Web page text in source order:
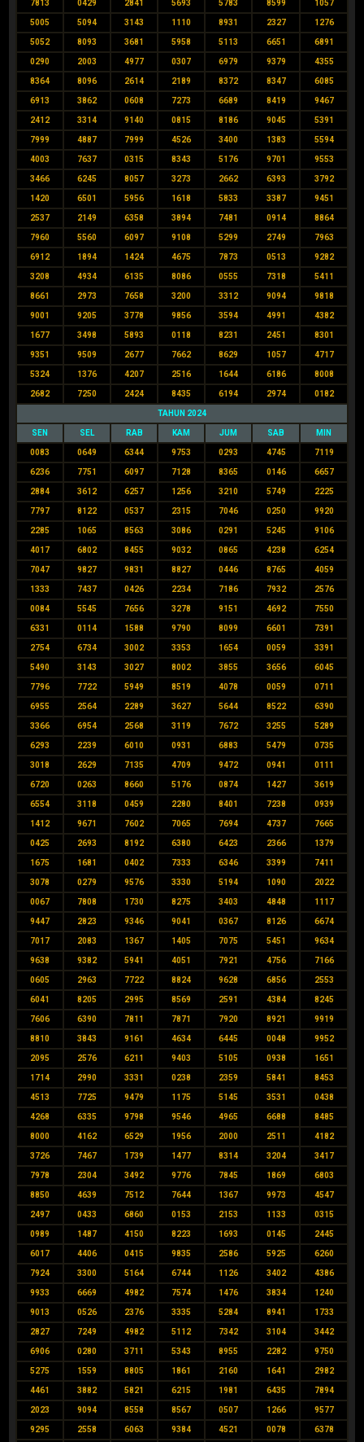
7813 0429 2841 5693 5783 8599 1057
5005 5094 3143 1110 8931 2327 1276
5052 8093 3681 5958 5113 6651 6891
0290 2003 4977 0307 6979 9379 4355
8364 8096 2614 2189 8372 8347 6085
6913 3862 0608 7273 6689 8419 9467
2412 3314 9140 0815 8186 9045 5391
7999 4887 7999 4526 3400 1383 5594
4003 7637 0315 8343 5176 9701 9553
3466 6245 8057 3273 2662 6393 3792
1420 6501 5956 1618 5833 3387 9451
2537 2149 6358 3894 7481 0914 8864
7960 5560 6097 9108 5299 2749 7963
6912 1894 1424 4675 7873 0513 9282
3208 4934 6135 8086 0555 7318 5411
8661 2973 7658 3200 3312 9094 9818
9001 9205 3778 9856 3594 4991 4382
1677 3498 5893 0118 8231 2451 8301
9351 9509 2677 7662 8629 1057 4717
5324 1376 4207 2516 1644 6186 8008
2682 7250 2424 8435 6194 2974 0182
TAHUN 2024
SEN SEL RAB KAM JUM SAB MIN
0083 0649 6344 9753 0293 4745 7119
6236 7751 6097 7128 8365 0146 6657
2884 3612 6257 1256 3210 5749 2225
7797 8122 0537 2315 7046 0250 9920
2285 1065 8563 3086 0291 5245 9106
4017 6802 8455 9032 0865 4238 6254
7047 9827 9831 8827 0446 8765 4059
1333 7437 0426 2234 7186 7932 2576
0084 5545 7656 3278 9151 4692 7550
6331 0114 1588 9790 8099 6601 7391
2754 6734 3002 3353 1654 0059 3391
5490 3143 3027 8002 3855 3656 6045
7796 7722 5949 8519 4078 0059 0711
6955 2564 2289 3627 5644 8522 6390
3366 6954 2568 3119 7672 3255 5289
6293 2239 6010 0931 6883 5479 0735
3018 2629 7135 4709 9472 0941 0111
6720 0263 8660 5176 0874 1427 3619
6554 3118 0459 2280 8401 7238 0939
1412 9671 7602 7065 7694 4737 7665
0425 2693 8192 6380 6423 2366 1379
1675 1681 0402 7333 6346 3399 7411
3078 0279 9576 3330 5194 1090 2022
0067 7808 1730 8275 3403 4848 1117
9447 2823 9346 9041 0367 8126 6674
7017 2083 1367 1405 7075 5451 9634
9638 9382 5941 4051 7921 4756 7166
0605 2963 7722 8824 9628 6856 2553
6041 8205 2995 8569 2591 4384 8245
7606 6390 7811 7871 7920 8921 9919
8810 3843 9161 4634 6445 0048 9952
2095 2576 6211 9403 5105 0938 1651
1714 2990 3331 0238 2359 5841 8453
4513 7725 9479 1175 5145 3531 0438
4268 6335 9798 9546 4965 6688 8485
8000 4162 6529 1956 2000 2511 4182
3726 7467 1739 1477 8314 3204 3417
7978 2304 3492 9776 7845 1869 6803
8850 4639 7512 7644 1367 9973 4547
2497 0433 6860 0153 2153 1133 0315
0989 1487 4150 8223 1693 0145 2445
6017 4406 0415 9835 2586 5925 6260
7924 3300 5164 6744 1126 3402 4386
9933 6669 4982 7574 1476 3834 1240
9013 0526 2376 3335 5284 8941 1733
2827 7249 4982 5112 7342 3104 3442
6906 0280 3711 5343 8955 2282 9750
5275 1559 8805 1861 2160 1641 2982
4461 3882 5821 6215 1981 6435 7894
2023 9094 8558 8567 0507 1266 9577
9295 2558 6063 9384 4521 0078 6378